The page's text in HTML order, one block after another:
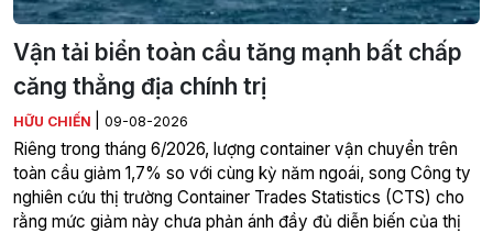
Vận tải biển toàn cầu tăng mạnh bất chấp
căng thẳng địa chính trị
HỮU CHIẾN 09-08-2026
Riêng trong tháng 6/2026, lượng container vận chuyển trên
toàn cầu giảm 1,7% so với cùng kỳ năm ngoái, song Công ty
nghiên cứu thị trường Container Trades Statistics (CTS) cho
rằng mức giảm này chưa phản ánh đầy đủ diễn biến của thị